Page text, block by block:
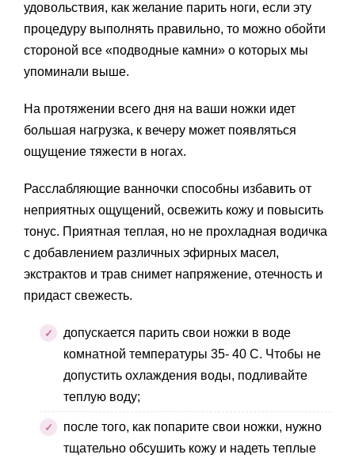
удовольствия, как желание парить ноги, если эту
процедуру выполнять правильно, то можно обойти
стороной все «подводные камни» о которых мы
упоминали выше.
На протяжении всего дня на ваши ножки идет
большая нагрузка, к вечеру может появляться
ощущение тяжести в ногах.
Расслабляющие ванночки способны избавить от
неприятных ощущений, освежить кожу и повысить
тонус. Приятная теплая, но не прохладная водичка
с добавлением различных эфирных масел,
экстрактов и трав снимет напряжение, отечность и
придаст свежесть.
допускается парить свои ножки в воде
комнатной температуры 35- 40 С. Чтобы не
допустить охлаждения воды, подливайте
теплую воду;
после того, как попарите свои ножки, нужно
тщательно обсушить кожу и надеть теплые